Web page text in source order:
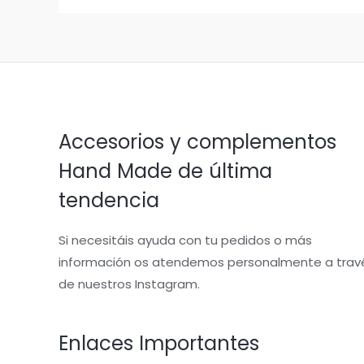
Accesorios y complementos
Hand Made de última
tendencia
Si necesitáis ayuda con tu pedidos o más
información os atendemos personalmente a
de nuestros Instagram.
Enlaces Importantes